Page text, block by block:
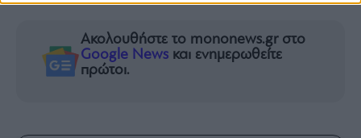
Ακολουθήστε το mononews.gr στο
Google News και ενημερωθείτε
πρώτοι.